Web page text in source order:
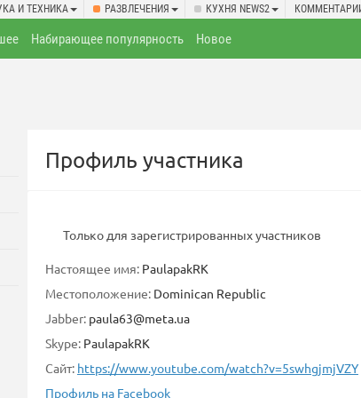
И ТЕХНИКА РАЗВЛЕЧЕНИЯ КУХНЯ NEWS2
Набирающее популярность Новое
Профиль участника
Только для зарегистрированных участников
Настоящее имя: PaulapakRK
Местоположение: Dominican Republic
Jabber: paula63@meta.ua
Skype: PaulapakRK
Сайт: https://www.youtube.com/watch?v=5swhgjmjVZY
Профиль на Facebook